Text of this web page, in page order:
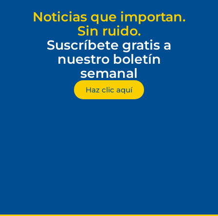
Noticias que importan.
Sin ruido.
Suscríbete gratis a
nuestro boletín
semanal
Haz clic aquí